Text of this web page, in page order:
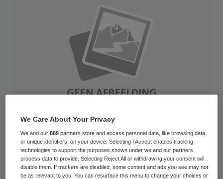
Technisch dienstverlener Unica uit
Hoevelaken neemt Imtech Building
We Care About Your Privacy
We and our889 partners store and access personal data, like browsing data
or unique identifiers, on your device. Selecting I Accept enables tracking
technologies to support the purposes shown under we and our partners
process data to provide. Selecting Reject All or withdrawing your consent will
disable them. If trackers are disabled, some content and ads you see may not
be as relevant to you. You can resurface this menu to change your choices or